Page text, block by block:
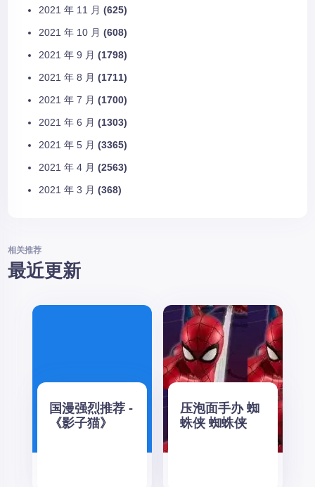
2021 年 11 月 (625)
2021 年 10 月 (608)
2021 年 9 月 (1798)
2021 年 8 月 (1711)
2021 年 7 月 (1700)
2021 年 6 月 (1303)
2021 年 5 月 (3365)
2021 年 4 月 (2563)
2021 年 3 月 (368)
相关推荐
最近更新
国漫强烈推荐 -
《影子猫》
压泡面手办 蜘
蛛侠 蜘蛛侠